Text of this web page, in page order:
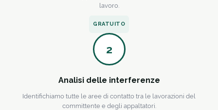
lavoro.
GRATUITO
2
Analisi delle interferenze
Identifichiamo tutte le aree di contatto tra le lavorazioni del
committente e degli appaltatori.